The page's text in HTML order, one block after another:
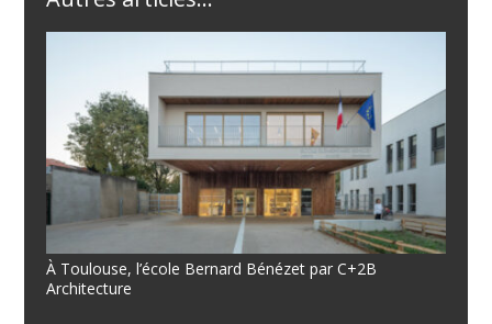
À Toulouse, l’école Bernard Bénézet par C+2B
Architecture